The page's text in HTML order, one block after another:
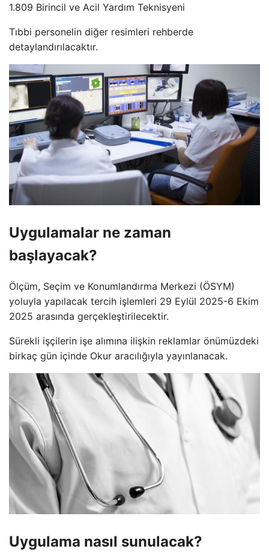
1.809 Birincil ve Acil Yardım Teknisyeni
Tıbbi personelin diğer resimleri rehberde
detaylandırılacaktır.
Uygulamalar ne zaman
başlayacak?
Ölçüm, Seçim ve Konumlandırma Merkezi (ÖSYM)
yoluyla yapılacak tercih işlemleri 29 Eylül 2025-6 Ekim
2025 arasında gerçekleştirilecektir.
Sürekli işçilerin işe alımına ilişkin reklamlar önümüzdeki
birkaç gün içinde Okur aracılığıyla yayınlanacak.
Uygulama nasıl sunulacak?